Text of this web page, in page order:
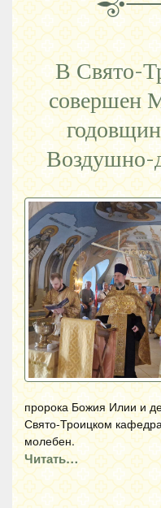
В Свято-
совершен
Воздушно-
пророка Божия Илии и
Свято-Троицком
молебен.
Читать…